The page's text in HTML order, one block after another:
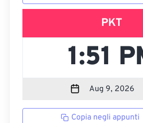
PKT
Copia negli appunti